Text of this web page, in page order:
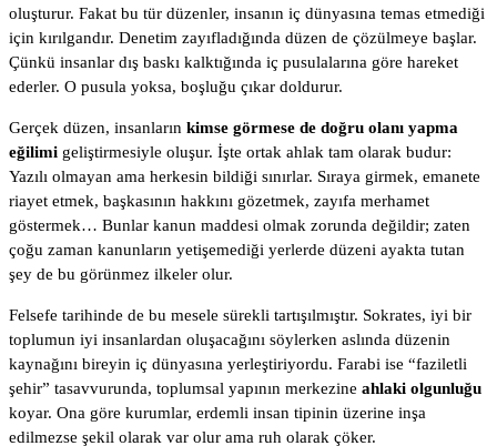
oluşturur. Fakat bu tür düzenler, insanın iç dünyasına temas etmediği
için kırılgandır. Denetim zayıfladığında düzen de çözülmeye başlar.
Çünkü insanlar dış baskı kalktığında iç pusulalarına göre hareket
ederler. O pusula yoksa, boşluğu çıkar doldurur.
Gerçek düzen, insanların kimse görmese de doğru olanı yapma
eğilimi geliştirmesiyle oluşur. İşte ortak ahlak tam olarak budur:
Yazılı olmayan ama herkesin bildiği sınırlar. Sıraya girmek, emanete
riayet etmek, başkasının hakkını gözetmek, zayıfa merhamet
göstermek… Bunlar kanun maddesi olmak zorunda değildir; zaten
çoğu zaman kanunların yetişemediği yerlerde düzeni ayakta tutan
şey de bu görünmez ilkeler olur.
Felsefe tarihinde de bu mesele sürekli tartışılmıştır. Sokrates, iyi bir
toplumun iyi insanlardan oluşacağını söylerken aslında düzenin
kaynağını bireyin iç dünyasına yerleştiriyordu. Farabi ise “faziletli
şehir” tasavvurunda, toplumsal yapının merkezine ahlaki olgunluğu
koyar. Ona göre kurumlar, erdemli insan tipinin üzerine inşa
edilmezse şekil olarak var olur ama ruh olarak çöker.